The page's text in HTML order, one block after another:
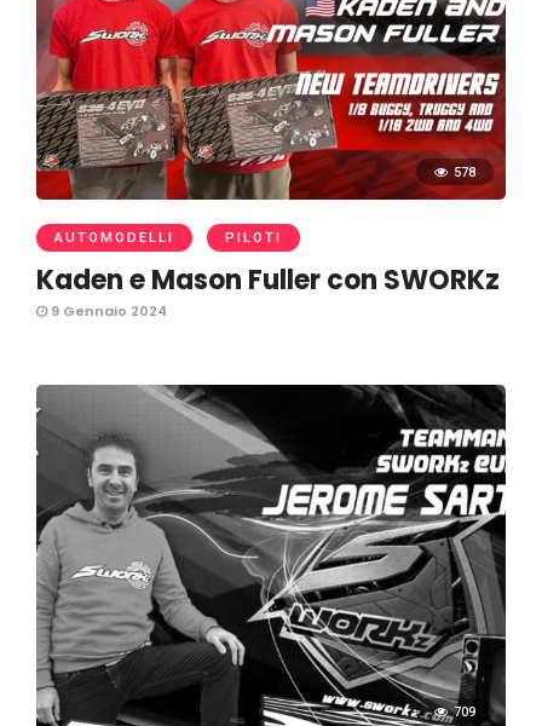
578
AUTOMODELLI PILOTI
Kaden e Mason Fuller con SWORKz
9 Gennaio 2024
709